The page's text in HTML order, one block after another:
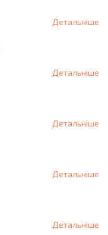
Детальніше
Детальніше
Детальніше
Детальніше
Детальніше